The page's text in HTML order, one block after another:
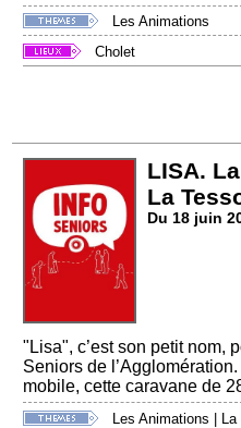
Les Animations
Cholet
LISA.
La
Du 18 juin
"Lisa", c’est son petit nom,
Seniors de
mobile, cette caravane de
Les Animations